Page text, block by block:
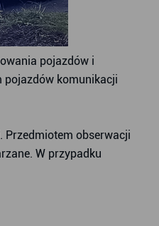
pojazdów i
pojazdów komunikacji
Przedmiotem obserwacji
W przypadku